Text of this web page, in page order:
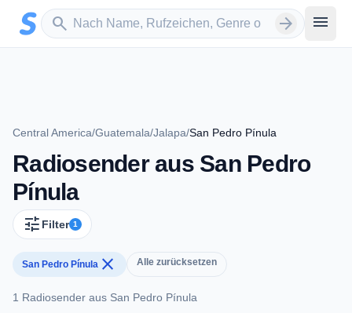
Zum Hauptinhalt springen
search
Sender suchen arrow_forward menu
Central America/Guatemala/Jalapa/San Pedro Pínula
Radiosender aus San Pedro
Pínula
tune Filter 1
San Pedro Pínula close Alle zurücksetzen
1 Radiosender aus San Pedro Pínula